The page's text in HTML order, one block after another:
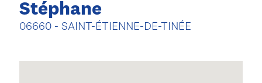
Stéphane
06660 - SAINT-ÉTIENNE-DE-TINÉE